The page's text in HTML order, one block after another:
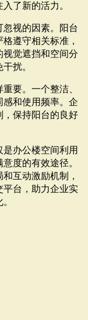
了新的活力。
视的因素。阳台
遵守相关标准，
觉遮挡和空间分
扰。
要。一个整洁、
和使用频率。企
，保持阳台的良好
办公楼空间利用
度的有效途径。
互动激励机制，
平台，助力企业实